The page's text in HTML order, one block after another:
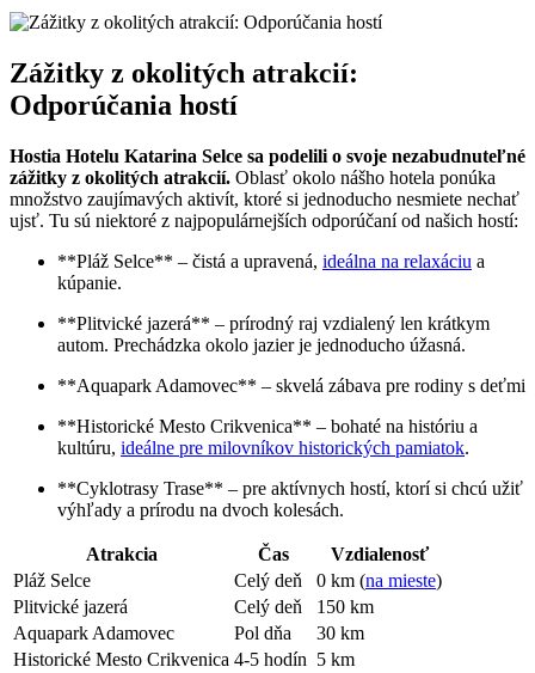
Zážitky z okolitých atrakcií:
Odporúčania hostí
Hostia Hotelu Katarina Selce sa podelili o svoje nezabudnuteľné
zážitky z okolitých atrakcií. Oblasť okolo nášho hotela ponúka
množstvo zaujímavých aktivít, ktoré si jednoducho nesmiete nechať
ujsť. Tu sú niektoré z najpopulárnejších odporúčaní od našich hostí:
**Pláž Selce** – čistá a upravená, ideálna na relaxáciu a
kúpanie.
**Plitvické jazerá** – prírodný raj vzdialený len krátkym
autom. Prechádzka okolo jazier je jednoducho úžasná.
**Aquapark Adamovec** – skvelá zábava pre rodiny s deťmi
**Historické Mesto Crikvenica** – bohaté na históriu a
kultúru, ideálne pre milovníkov historických pamiatok.
**Cyklotrasy Trase** – pre aktívnych hostí, ktorí si chcú užiť
výhľady a prírodu na dvoch kolesách.
Atrakcia Čas
Vzdialenosť
Pláž Selce
Celý deň 0 km (na mieste)
Plitvické jazerá
Celý deň
150 km
Aquapark Adamovec
Pol dňa
30 km
Historické Mesto Crikvenica 4-5 hodín 5 km